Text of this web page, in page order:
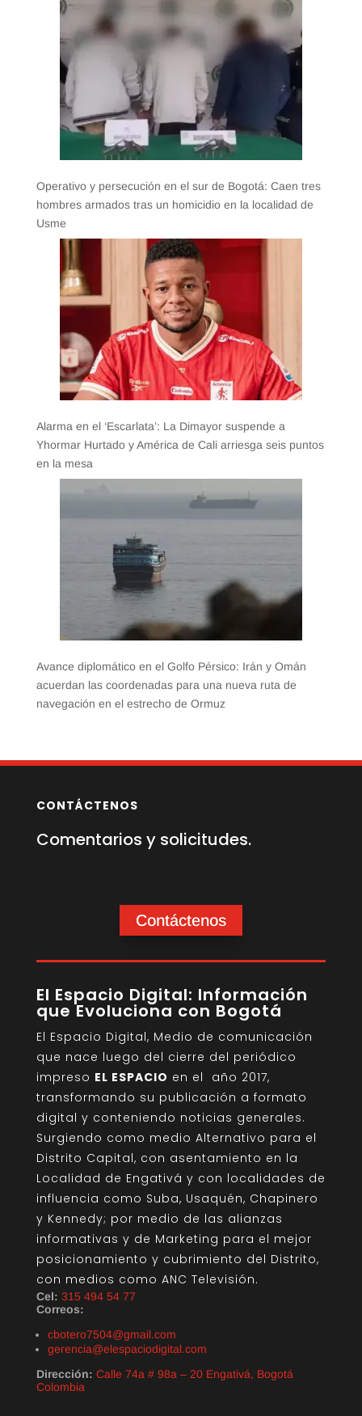
Operativo y persecución en el sur de Bogotá: Caen tres
hombres armados tras un homicidio en la localidad de
Usme
Alarma en el ‘Escarlata’: La Dimayor suspende a
Yhormar Hurtado y América de Cali arriesga seis puntos
en la mesa
Avance diplomático en el Golfo Pérsico: Irán y Omán
acuerdan las coordenadas para una nueva ruta de
navegación en el estrecho de Ormuz
CONTÁCTENOS
Comentarios y solicitudes.
Contáctenos
El Espacio Digital: Información
que Evoluciona con Bogotá
El Espacio Digital, Medio de comunicación
que nace luego del cierre del periódico
impreso EL ESPACIO en el año 2017,
transformando su publicación a formato
digital y conteniendo noticias generales.
Surgiendo como medio Alternativo para el
Distrito Capital, con asentamiento en la
Localidad de Engativá y con localidades de
influencia como Suba, Usaquén, Chapinero
y Kennedy; por medio de las alianzas
informativas y de Marketing para el mejor
posicionamiento y cubrimiento del Distrito,
con medios como ANC Televisión.
Cel: 315 494 54 77
Correos:
cbotero7504@gmail.com
gerencia@elespaciodigital.com
Dirección: Calle 74a # 98a – 20 Engativá, Bogotá
Colombia